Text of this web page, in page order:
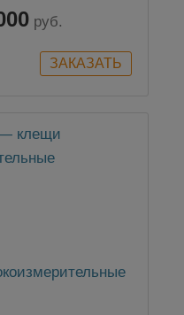
руб.